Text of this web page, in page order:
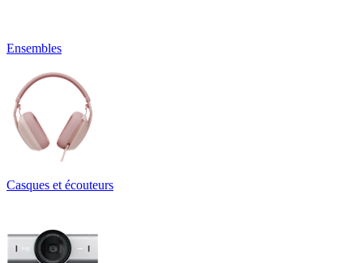
Ensembles
Casques et écouteurs